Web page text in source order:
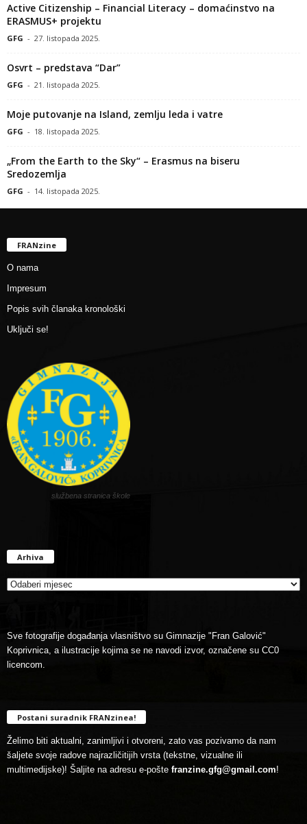
Active Citizenship – Financial Literacy – domaćinstvo na
ERASMUS+ projektu
GFG - 27. listopada 2025.
Osvrt – predstava “Dar”
GFG - 21. listopada 2025.
Moje putovanje na Island, zemlju leda i vatre
GFG - 18. listopada 2025.
„From the Earth to the Sky“ – Erasmus na biseru
Sredozemlja
GFG - 14. listopada 2025.
FRANzine
O nama
Impresum
Popis svih članaka kronološki
Uključi se!
službena stranica škole
Arhiva
Sve fotografije događanja vlasništvo su Gimnazije "Fran Galović"
Koprivnica, a ilustracije kojima se ne navodi izvor, označene su CC0
licencom.
Postani suradnik FRANzinea!
Želimo biti aktualni, zanimljivi i otvoreni, zato vas pozivamo da nam
šaljete svoje radove najrazličitijih vrsta (tekstne, vizualne ili
multimedijske)! Šaljite na adresu e-pošte franzine.gfg@gmail.com!